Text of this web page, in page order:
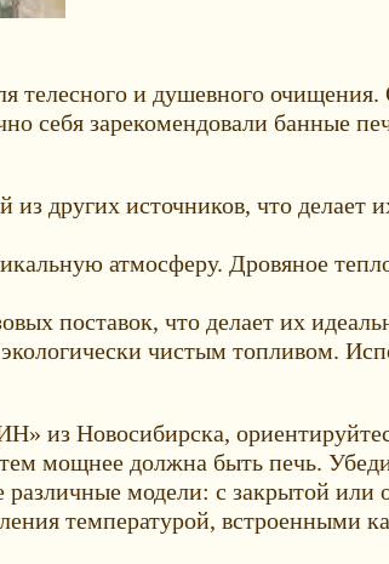
телесного и душевного
себя зарекомендовали банные
других источников, что делает
атмосферу. Дровяное
поставок, что делает их
чистым топливом.
из Новосибирска,
мощнее должна быть печь.
модели: с закрытой
температурой, встроенными